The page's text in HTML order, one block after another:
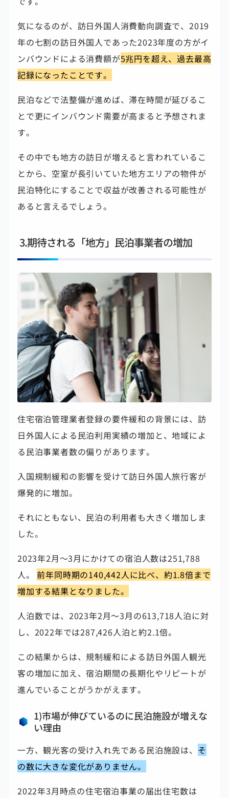
気になるのが、訪日外国人消費動向調査で、2019
年の七割の訪日外国人であった2023年度の方がイ
ンバウンドによる消費額が5兆円を超え、過去最高
記録になったことです。
民泊などで法整備が進めば、滞在時間が延びるこ
とで更にインバウンド需要が高まると予想されま
す。
その中でも地方の訪日が増えると言われているこ
とから、空室が長引いていた地方エリアの物件が
民泊特化にすることで収益が改善される可能性が
あると言えるでしょう。
3.期待される「地方」民泊事業者の増加
住宅宿泊管理業者登録の要件緩和の背景には、訪
日外国人による民泊利用実績の増加と、地域によ
る民泊事業者数の偏りがあります。
入国規制緩和の影響を受けて訪日外国人旅行客が
爆発的に増加。
それにともない、民泊の利用者も大きく増加しま
した。
2023年2月～3月にかけての宿泊人数は251,788
人。前年同時期の140,442人に比べ、約1.8倍まで
増加する結果となりました。
人泊数では、2023年2月～3月の613,718人泊に対
し、2022年では287,426人泊と約2.1倍。
この結果からは、規制緩和による訪日外国人観光
客の増加に加え、宿泊期間の長期化やリピートが
進んでいることがうかがえます。
1)市場が伸びているのに民泊施設が増えな
い理由
一方、観光客の受け入れ先である民泊施設は、 そ
の数に大きな変化がありません。
2022年3月時点の住宅宿泊事業の届出住宅数は